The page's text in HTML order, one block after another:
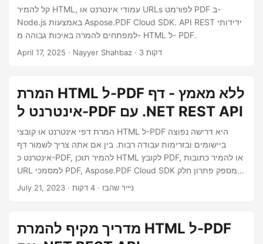
a
o
קל להמיר HTML, עמודי אינטרנט או URLs לפורמט PDF ב-
Node.js באמצעות Aspose.PDF Cloud SDK. API REST ידידותי
למפתחים להמרה באיכות גבוהה מ- HTML ל- PDF.
April 17, 2025 · Nayyer Shahbaz · 3 דקות
המרת HTML ל-PDF ללא מאמץ - דף
אינטרנט ל-PDF עם .NET REST API
המרת דפי אינטרנט או קובצי HTML ל-PDF היא דרישה נפוצה
ביישומים ובזרימות עבודה רבות. בין אם אתה צריך לשמור דף
אינטרנט כ-PDF, להמיר תוכן HTML לקובץ PDF, או להמיר כתובות
URL למסמכי PDF, Aspose.PDF Cloud SDK מספק פתרון חלק
ויעיל. במאמר זה, נחקור כיצד תוכל לבצע המרת HTML ל-PDF ללא
July 21, 2023 · ניייר שהבז · 4 דקות
מדריך מקיף להמרת HTML ל-PDF